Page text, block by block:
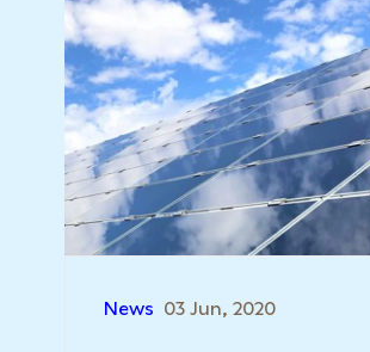
News 03 Jun, 2020